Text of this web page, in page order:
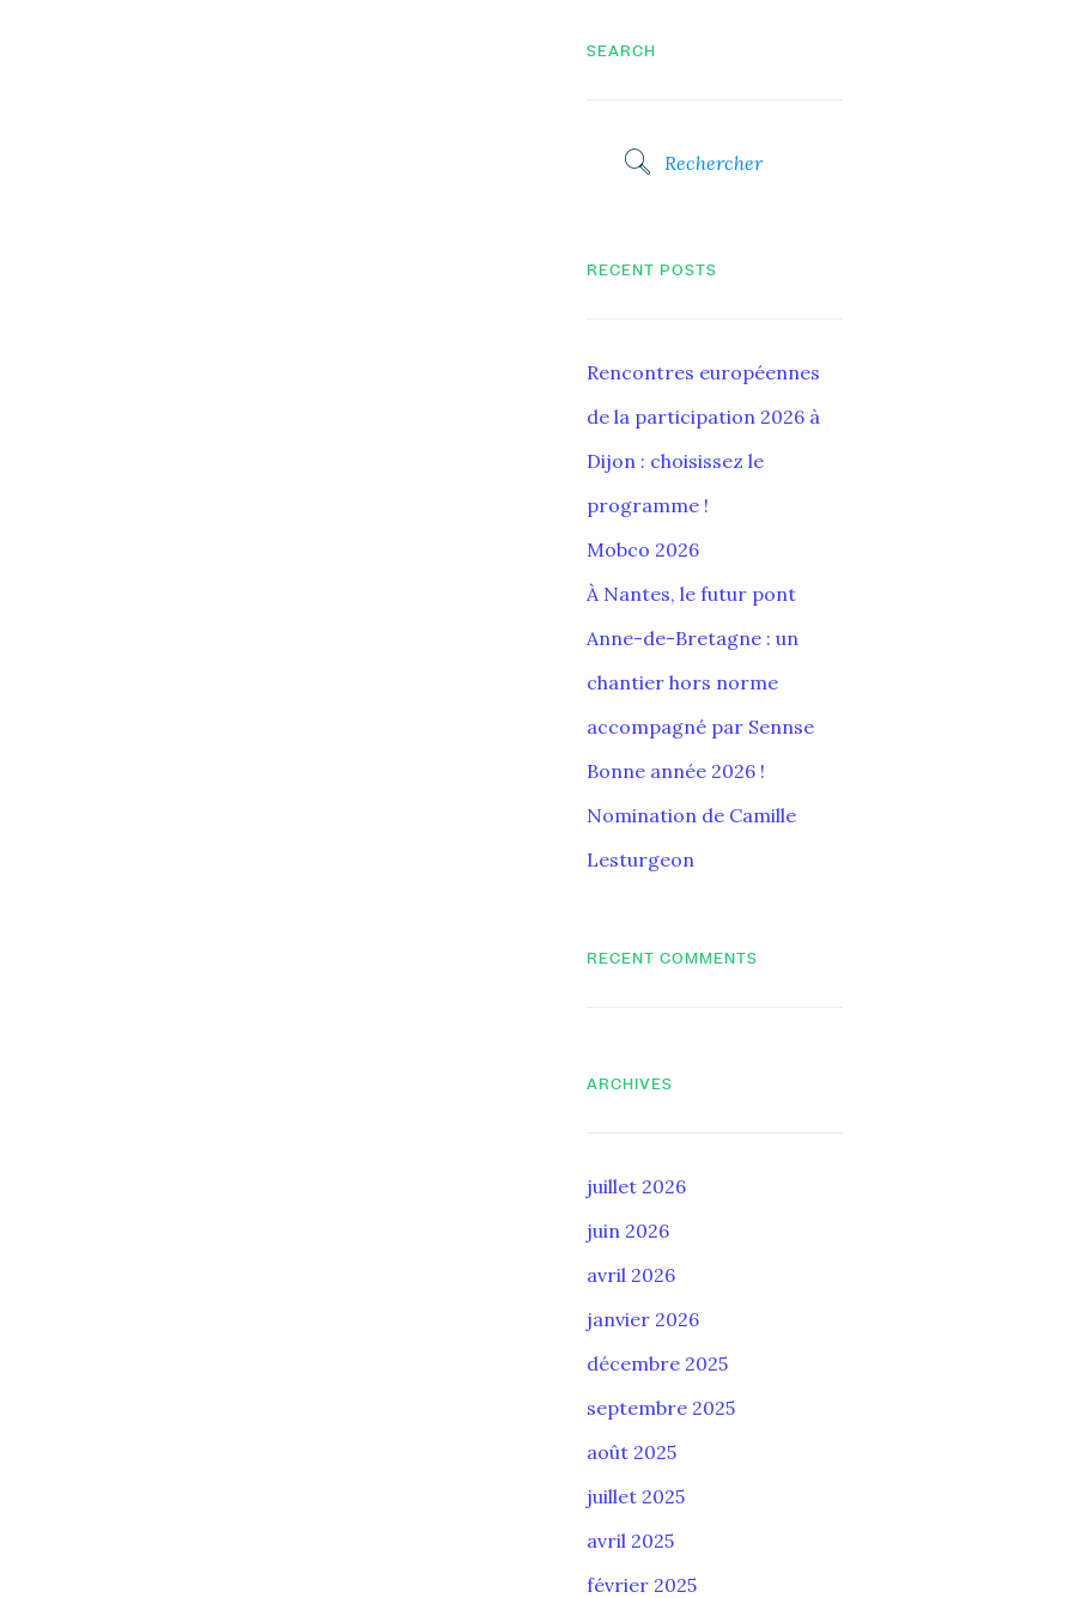
SEARCH
RECENT POSTS
Rencontres européennes
de la participation 2026 à
Dijon : choisissez le
programme !
Mobco 2026
À Nantes, le futur pont
Anne-de-Bretagne : un
chantier hors norme
accompagné par Sennse
Bonne année 2026 !
Nomination de Camille
Lesturgeon
RECENT COMMENTS
ARCHIVES
juillet 2026
juin 2026
avril 2026
janvier 2026
décembre 2025
septembre 2025
août 2025
juillet 2025
avril 2025
février 2025